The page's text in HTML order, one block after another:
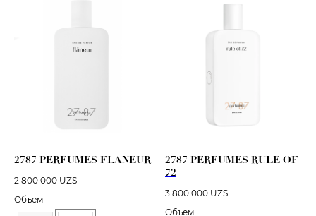
2787 PERFUMES FLANEUR
2 800 000 UZS
Объем
2787 PERFUMES RULE OF
72
3 800 000 UZS
Объем